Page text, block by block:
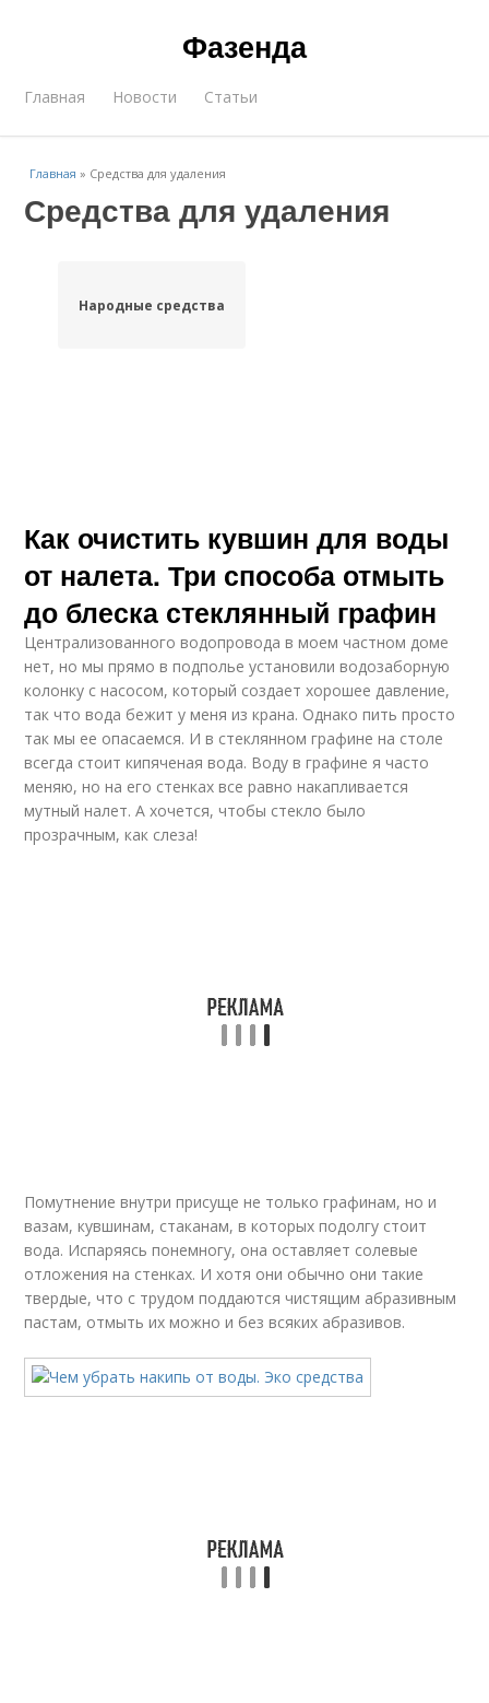
Фазенда
Главная Новости Статьи
Главная » Средства для удаления
Средства для удаления
Народные средства
Как очистить кувшин для воды
от налета. Три способа отмыть
до блеска стеклянный графин
Централизованного водопровода в моем частном доме
нет, но мы прямо в подполье установили водозаборную
колонку с насосом, который создает хорошее давление,
так что вода бежит у меня из крана. Однако пить просто
так мы ее опасаемся. И в стеклянном графине на столе
всегда стоит кипяченая вода. Воду в графине я часто
меняю, но на его стенках все равно накапливается
мутный налет. А хочется, чтобы стекло было
прозрачным, как слеза!
Помутнение внутри присуще не только графинам, но и
вазам, кувшинам, стаканам, в которых подолгу стоит
вода. Испаряясь понемногу, она оставляет солевые
отложения на стенках. И хотя они обычно они такие
твердые, что с трудом поддаются чистящим абразивным
пастам, отмыть их можно и без всяких абразивов.